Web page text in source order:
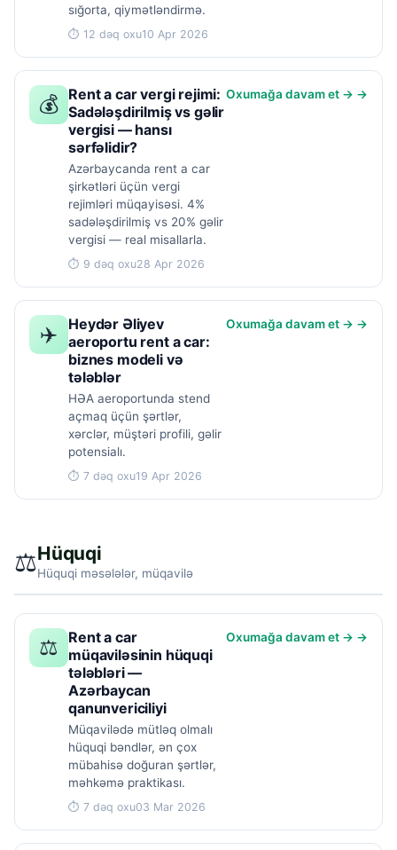
sığorta, qiymətləndirmə.
⏱ 12 dəq oxu10 Apr 2026
💰 Rent a car vergi rejimi:
Sadələşdirilmiş vs gəlir
vergisi — hansı
sərfəlidir?
Azərbaycanda rent a car
şirkətləri üçün vergi
rejimləri müqayisəsi. 4%
sadələşdirilmiş vs 20% gəlir
vergisi — real misallarla.
⏱ 9 dəq oxu28 Apr 2026
Oxumağa davam et → →
✈️
Heydər Əliyev
aeroportu rent a car:
biznes modeli və
tələblər
HƏA aeroportunda stend
açmaq üçün şərtlər,
xərclər, müştəri profili, gəlir
potensialı.
⏱ 7 dəq oxu19 Apr 2026
Oxumağa davam et → →
⚖️Hüquqi
Hüquqi məsələlər, müqavilə
⚖️
Rent a car
müqaviləsinin hüquqi
tələbləri —
Azərbaycan
qanunvericiliyi
Müqavilədə mütləq olmalı
hüquqi bəndlər, ən çox
mübahisə doğuran şərtlər,
məhkəmə praktikası.
⏱ 7 dəq oxu03 Mar 2026
Oxumağa davam et → →